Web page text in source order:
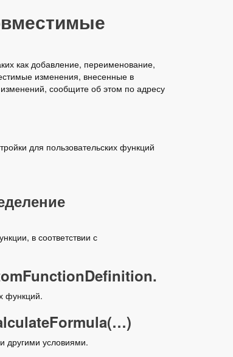
как добавление, переименование,
изменения, внесенные в
сообщите об этом по адресу
для пользовательских функций
в соответствии с
функций.
другими условиями.